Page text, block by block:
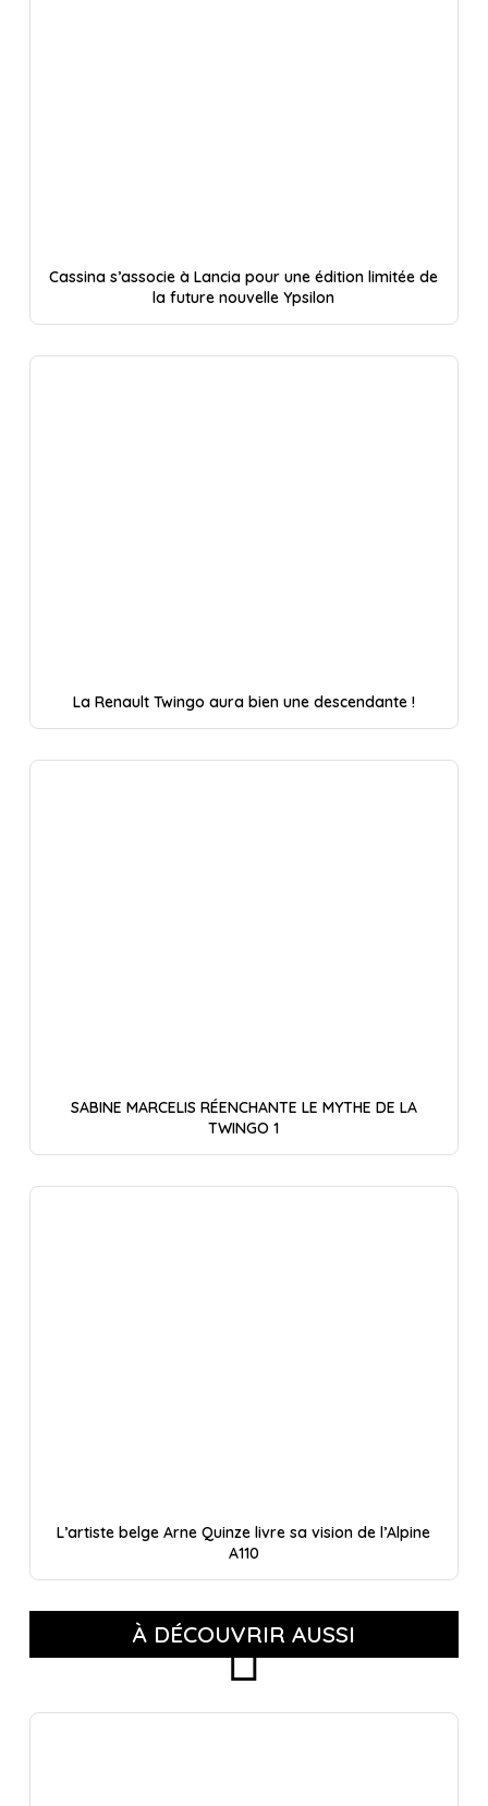
Cassina s’associe à Lancia pour une édition limitée de
la future nouvelle Ypsilon
La Renault Twingo aura bien une descendante !
SABINE MARCELIS RÉENCHANTE LE MYTHE DE LA
TWINGO 1
L’artiste belge Arne Quinze livre sa vision de l’Alpine
A110
À DÉCOUVRIR AUSSI